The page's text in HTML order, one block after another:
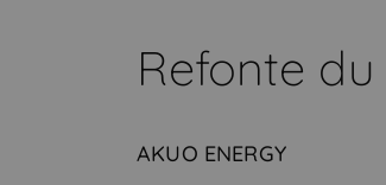
Refonte
AKUO ENERGY